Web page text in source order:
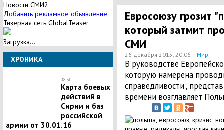
Новости СМИ2
Добавить рекламное обьявление
Тизерная сеть GlobalTeaser
Загрузка...
ХРОНИКА
08:30
Карта боевых
действий в
Сирии и баз
российской
армии от 30.01.16
Евросоюзу грозит
который затмит
СМИ
26 декабря 2015, 20:06 —Мир
В руководстве
которую намерена
справедливости",
времени возглавляет